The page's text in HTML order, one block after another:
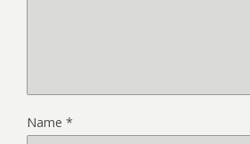
Name *